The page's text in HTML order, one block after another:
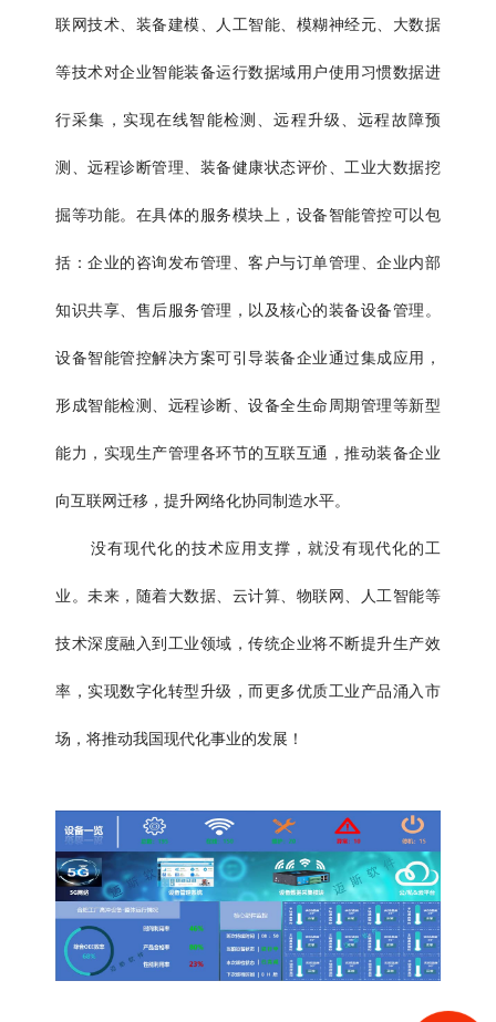
联网技术、装备建模、人工智能、模糊神经元、大数据
等技术对企业智能装备运行数据域用户使用习惯数据进
行采集，实现在线智能检测、远程升级、远程故障预
测、远程诊断管理、装备健康状态评价、工业大数据挖
掘等功能。在具体的服务模块上，设备智能管控可以包
括：企业的咨询发布管理、客户与订单管理、企业内部
知识共享、售后服务管理，以及核心的装备设备管理。
设备智能管控解决方案可引导装备企业通过集成应用，
形成智能检测、远程诊断、设备全生命周期管理等新型
能力，实现生产管理各环节的互联互通，推动装备企业
向互联网迁移，提升网络化协同制造水平。
没有现代化的技术应用支撑，就没有现代化的工
业。未来，随着大数据、云计算、物联网、人工智能等
技术深度融入到工业领域，传统企业将不断提升生产效
率，实现数字化转型升级，而更多优质工业产品涌入市
场，将推动我国现代化事业的发展！